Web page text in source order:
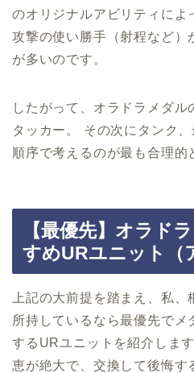
のオリジナルアビリティによ
攻撃の使い勝手（射程など）
が多いのです。
したがって、オラドラメダル
タッカー。 その次にタンク
順序で考えるのが最も合理的
【最優先】オラド
すめURユニット（
上記の大前提を踏まえ、私
所持しているなら最優先でメ
するURユニットを紹介しま
恵が絶大で、交換して後悔す